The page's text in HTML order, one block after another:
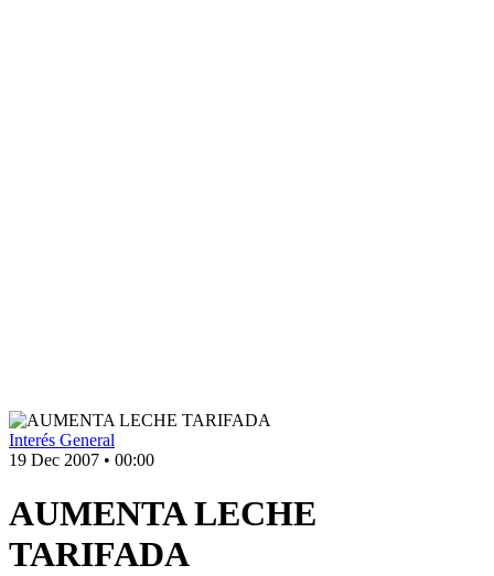
Interés General
19 Dec 2007 • 00:00
AUMENTA LECHE
TARIFADA